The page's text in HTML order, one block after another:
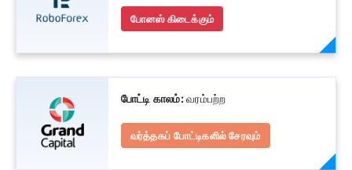
போனஸ் கிடைக்கும்
போட்டி காலம்:வரம்பற்ற
வர்த்தகப் போட்டிகளில் சேரவும்